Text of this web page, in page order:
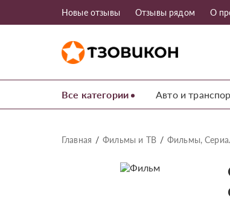
Новые отзывы Отзывы рядом О
Все категории Авто и
Главная Фильмы и ТВ Фильмы,